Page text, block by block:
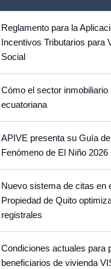
Reglamento para la
Incentivos Tributarios para
Social
Cómo el sector
ecuatoriana
APIVE presenta su Guía
Fenómeno de El Niño 2026
Nuevo sistema de citas en
Propiedad de Quito
registrales
Condiciones actuales para
beneficiarios de vivienda